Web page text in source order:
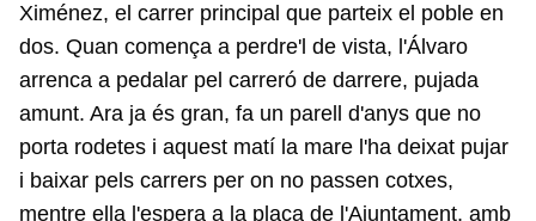
Ximénez, el carrer principal que parteix el poble en
dos. Quan comença a perdre'l de vista, l'Álvaro
arrenca a pedalar pel carreró de darrere, pujada
amunt. Ara ja és gran, fa un parell d'anys que no
porta rodetes i aquest matí la mare l'ha deixat pujar
i baixar pels carrers per on no passen cotxes,
mentre ella l'espera a la plaça de l'Ajuntament, amb